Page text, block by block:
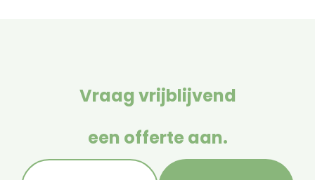
Vraag vrijblijvend
een offerte aan.